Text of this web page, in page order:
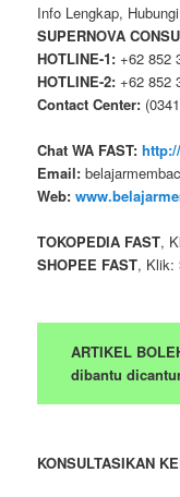
Info Lengkap,
SUPERNOVA
HOTLINE-1: +62 852
HOTLINE-2: +62 852
Contact Center:
Chat WA FAST:
Email:
Web:
TOKOPEDIA FAST,
SHOPEE FAST, Klik:
ARTIKEL
dibantu
KONSULTASIKAN